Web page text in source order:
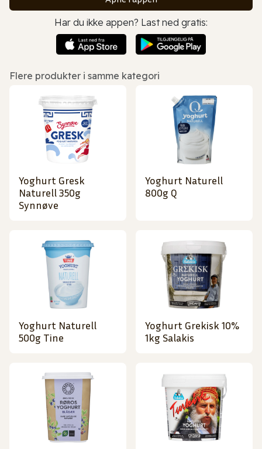
Har du ikke appen? Last ned gratis:
Flere produkter i samme kategori
Yoghurt Gresk
Naturell 350g
Synnøve
Yoghurt Naturell
800g Q
Yoghurt Naturell
500g Tine
Yoghurt Grekisk 10%
1kg Salakis